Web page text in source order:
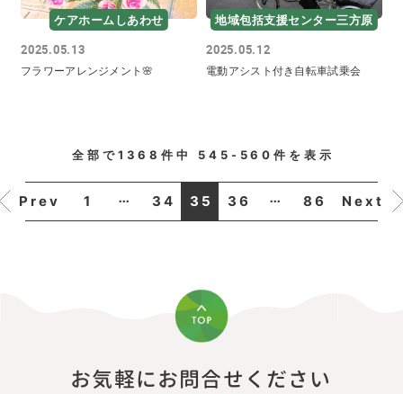
ケアホームしあわせ
2025.05.13
フラワーアレンジメント🌸
地域包括支援センター三方原
2025.05.12
電動アシスト付き自転車試乗会
全部で1368件中 545-560件を表示
Prev 1 ... 34 35 36 ... 86 Next
お気軽にお問合せください